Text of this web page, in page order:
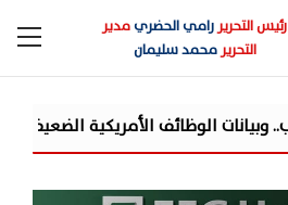
رئيس التحريررامي الحضريمدير
التحريرمحمد سليمان